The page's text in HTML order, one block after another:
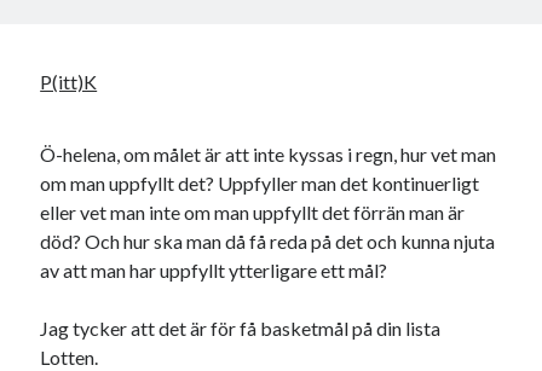
P(itt)K
Ö-helena, om målet är att inte kyssas i regn, hur vet man
om man uppfyllt det? Uppfyller man det kontinuerligt
eller vet man inte om man uppfyllt det förrän man är
död? Och hur ska man då få reda på det och kunna njuta
av att man har uppfyllt ytterligare ett mål?
Jag tycker att det är för få basketmål på din lista
Lotten.